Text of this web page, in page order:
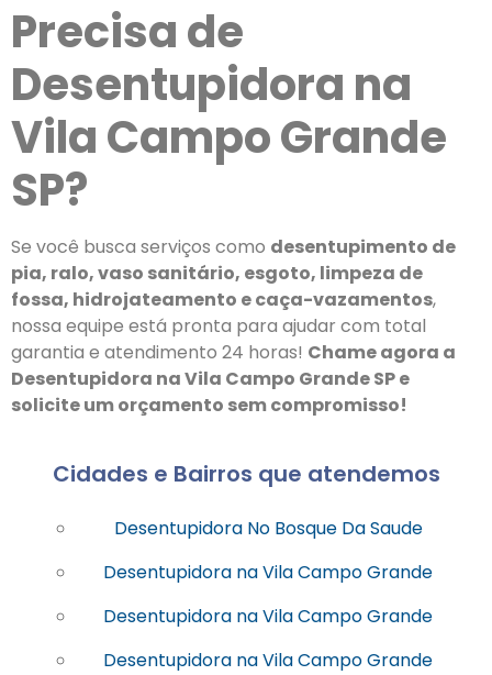
Precisa de
Desentupidora na
Vila Campo Grande
SP?
Se você busca serviços como desentupimento de
pia, ralo, vaso sanitário, esgoto, limpeza de
fossa, hidrojateamento e caça-vazamentos,
nossa equipe está pronta para ajudar com total
garantia e atendimento 24 horas! Chame agora a
Desentupidora na Vila Campo Grande SP e
solicite um orçamento sem compromisso!
Cidades e Bairros que atendemos
Desentupidora No Bosque Da Saude
Desentupidora na Vila Campo Grande
Desentupidora na Vila Campo Grande
Desentupidora na Vila Campo Grande